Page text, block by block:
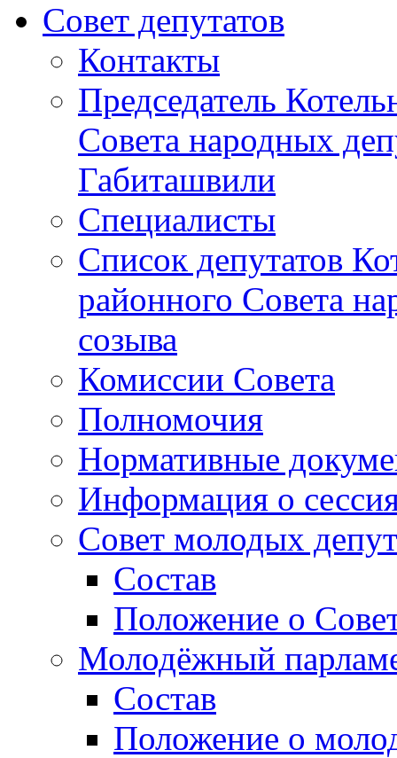
Совет депутатов
Контакты
Председатель
Совета народных
Габиташвили
Специалисты
Список депутатов
районного Совета
созыва
Комиссии Совета
Полномочия
Нормативные
Информация о
Совет молодых
Состав
Положение о
Молодёжный
Состав
Положение о